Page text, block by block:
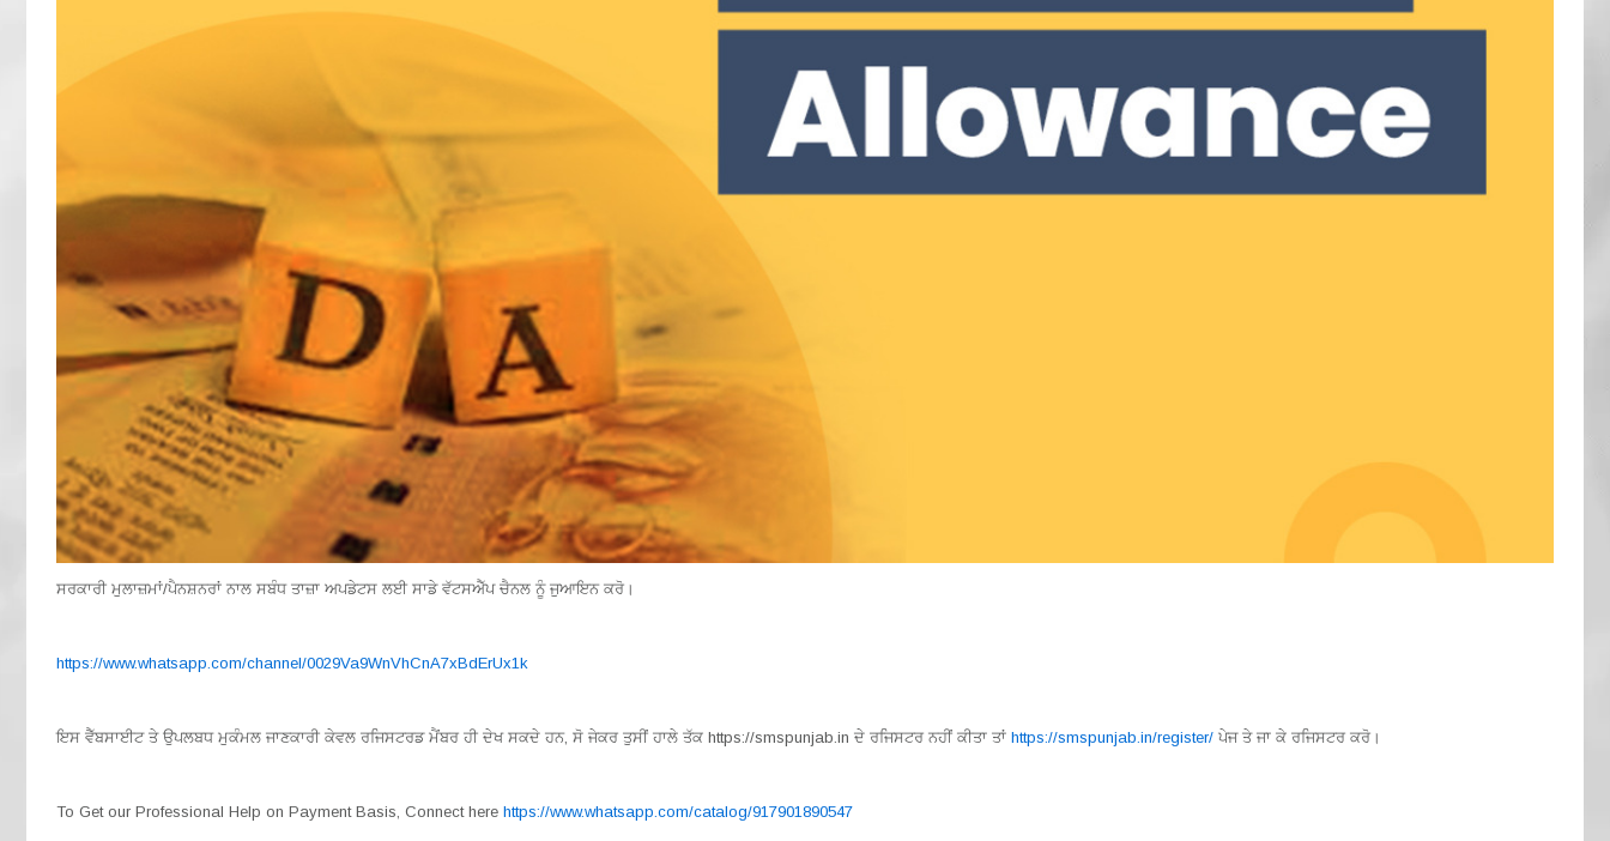
ਸਰਕਾਰੀ ਮੁਲਾਜ਼ਮਾਂ/ਪੈਨਸ਼ਨਰਾਂ ਨਾਲ ਸਬੰਧ ਤਾਜ਼ਾ ਅਪਡੇਟਸ ਲਈ ਸਾਡੇ ਵੱਟਸਐੱਪ ਚੈਨਲ ਨੂੰ ਜੁਆਇਨ ਕਰੋ।
https://www.whatsapp.com/channel/0029Va9WnVhCnA7xBdErUx1k
ਇਸ ਵੈੱਬਸਾਈਟ ਤੇ ਉਪਲਬਧ ਮੁਕੰਮਲ ਜਾਣਕਾਰੀ ਕੇਵਲ ਰਜਿਸਟਰਡ ਮੈਂਬਰ ਹੀ ਦੇਖ ਸਕਦੇ ਹਨ, ਸੋ ਜੇਕਰ ਤੁਸੀਂ ਹਾਲੇ ਤੱਕ https://smspunjab.in ਦੇ ਰਜਿਸਟਰ ਨਹੀਂ ਕੀਤਾ ਤਾਂ https://smspunjab.in/register/ ਪੇਜ ਤੇ ਜਾ ਕੇ ਰਜਿਸਟਰ ਕਰੋ।
To Get our Professional Help on Payment Basis, Connect here https://www.whatsapp.com/catalog/917901890547